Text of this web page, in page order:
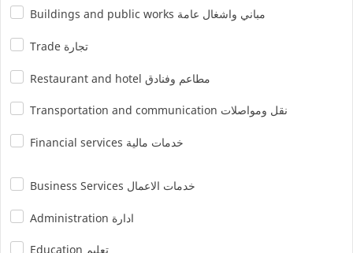
Buildings and public works مباني واشغال عامة
Trade تجارة
Restaurant and hotel مطاعم وفنادق
Transportation and communication نقل ومواصلات
Financial services خدمات مالية
Business Services خدمات الاعمال
Administration ادارة
Education تعليم